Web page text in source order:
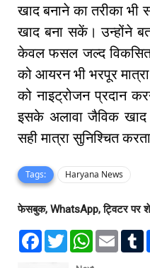
खाद बनाने का तरीका भी
खाद बना सकें। उन्होंने
केवल फसल जल्द
को आयरन भी भरपूर
को नाइट्रोजन प्रदान
इसके अलावा जैविक
सही मात्रा सुनिश्चित
Tags: Haryana News
फेसबुक, WhatsApp, ट्विटर पर
F
T
w
W
E
T